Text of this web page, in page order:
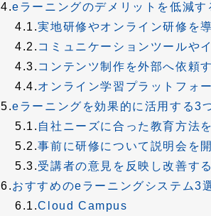
4.eラーニングのデメリットを低減す
4.1.実地研修やオンライン研修を
4.2. コミュニケーションツールや
4.3. コンテンツ制作を外部へ依頼
4.4.オンライン学習プラットフォ
5.eラーニングを効果的に活用する3
5.1. 自社ニーズに合った教育方法
5.2.事前に研修について説明会を開
5.3.受講者の意見を反映し改善する
6.おすすめのeラーニングシステム3
6.1.Cloud Campus